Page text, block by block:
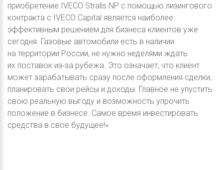
приобретение IVECO Stralis NP с помощью лизингового
контракта с IVECO Capital является наиболее
эффективным решением для бизнеса клиентов уже
сегодня. Газовые автомобили есть в наличии
на территории России, не нужно неделями ждать
их поставок из‑за рубежа. Это означает, что клиент
может зарабатывать сразу после оформления сделки,
планировать свои рейсы и доходы. Главное не упустить
свою реальную выгоду и возможность упрочить
положение в бизнесе. Самое время инвестировать
средства в свое будущее!»